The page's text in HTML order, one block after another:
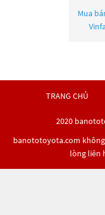
Mua
TRANG CHỦ
2020
banototoyota.com
lòng liên